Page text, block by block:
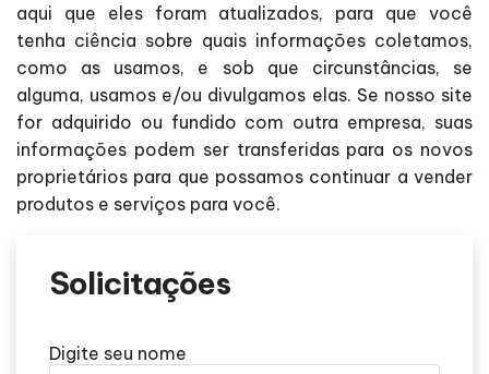
aqui que eles foram atualizados, para que você
tenha ciência sobre quais informações coletamos,
como as usamos, e sob que circunstâncias, se
alguma, usamos e/ou divulgamos elas. Se nosso site
for adquirido ou fundido com outra empresa, suas
informações podem ser transferidas para os novos
proprietários para que possamos continuar a vender
produtos e serviços para você.
Solicitações
Digite seu nome